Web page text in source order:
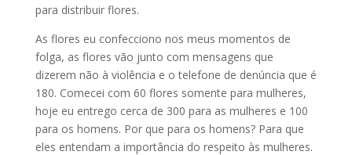
para distribuir flores.
As flores eu confecciono nos meus momentos de
folga, as flores vão junto com mensagens que
dizerem não à violência e o telefone de denúncia que é
180. Comecei com 60 flores somente para mulheres,
hoje eu entrego cerca de 300 para as mulheres e 100
para os homens. Por que para os homens? Para que
eles entendam a importância do respeito às mulheres.